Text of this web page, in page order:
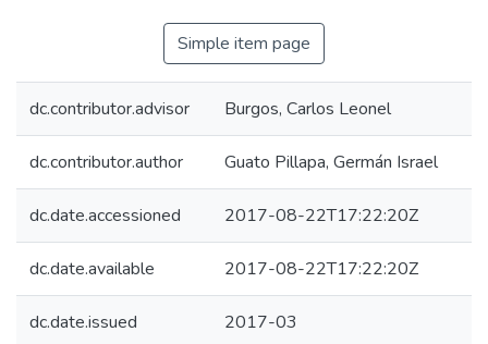
Simple item page
dc.contributor.advisor Burgos, Carlos Leonel
dc.contributor.author Guato Pillapa, Germán Israel
dc.date.accessioned 2017-08-22T17:22:20Z
dc.date.available 2017-08-22T17:22:20Z
dc.date.issued 2017-03